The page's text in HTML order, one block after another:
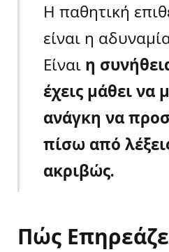
Η παθητική
είναι η
Είναι η
έχεις μάθει να
ανάγκη να
πίσω από
ακριβώς.
Πώς